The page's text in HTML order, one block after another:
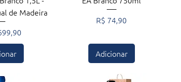
de Madeira
Preço
R$ 74,90
Adicionar